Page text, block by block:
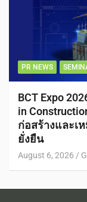
PR NEWS
BCT Expo
in
ก่อสร้างและเ
ยั่งยืน
August 6, 2026